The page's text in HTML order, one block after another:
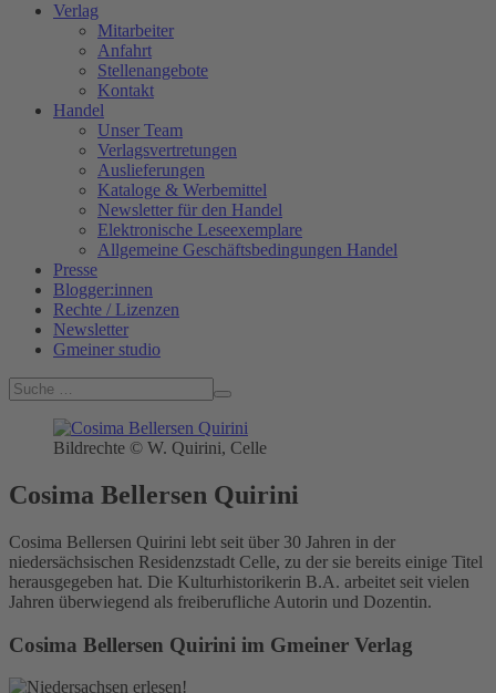
Verlag
Mitarbeiter
Anfahrt
Stellenangebote
Kontakt
Handel
Unser Team
Verlagsvertretungen
Auslieferungen
Kataloge & Werbemittel
Newsletter für den Handel
Elektronische Leseexemplare
Allgemeine Geschäftsbedingungen Handel
Presse
Blogger:innen
Rechte / Lizenzen
Newsletter
Gmeiner studio
Bildrechte © W. Quirini, Celle
Cosima Bellersen Quirini
Cosima Bellersen Quirini lebt seit über 30 Jahren in der
niedersächsischen Residenzstadt Celle, zu der sie bereits einige Titel
herausgegeben hat. Die Kulturhistorikerin B.A. arbeitet seit vielen
Jahren überwiegend als freiberufliche Autorin und Dozentin.
Cosima Bellersen Quirini im Gmeiner Verlag